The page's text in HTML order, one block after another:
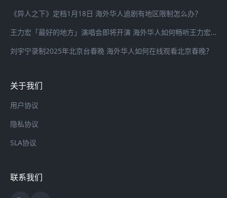
《异人之下》定档1月18日 海外华人追剧有地区限制怎么办？
王力宏「最好的地方」演唱会即将开演 海外华人如何畅听王力宏最新歌曲
刘宇宁录制2025年北京台春晚 海外华人如何在线观看北京春晚？
关于我们
用户协议
隐私协议
SLA协议
联系我们